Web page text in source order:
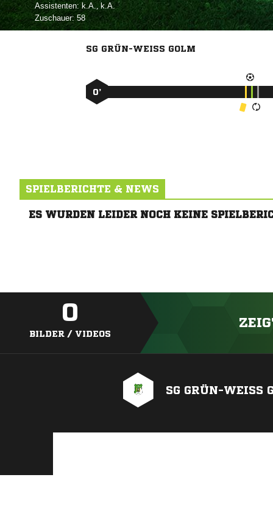
Assistenten:, 
Zuschauer:58
SG GRÜN-WEISS GOLM
0’
SPIELBERICHTE & NEWS
ES WURDEN LEIDER NOCH KEINE
0
BILDER / VIDEOS
SG GRÜN-WEISS